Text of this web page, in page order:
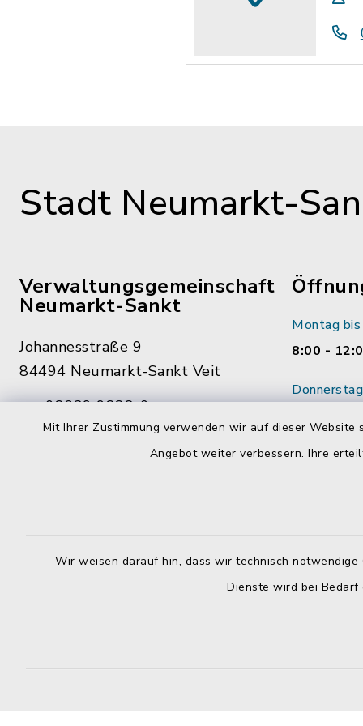
Mit Ihrer Zustimmung verwenden wir auf dieser
Angebot weiter verbessern. Ihre
Wir weisen darauf hin, dass wir technisch
Dienste wird bei
Stadt Neumarkt-
Verwaltungsgemeinschaft
Neumarkt-Sankt
Johannesstraße 9
84494 Neumarkt-Sankt Veit
08639 9888-0
08639 9888-28
vg@neumarkt-sankt-veit.de
Montag
8:00 -
Wenn